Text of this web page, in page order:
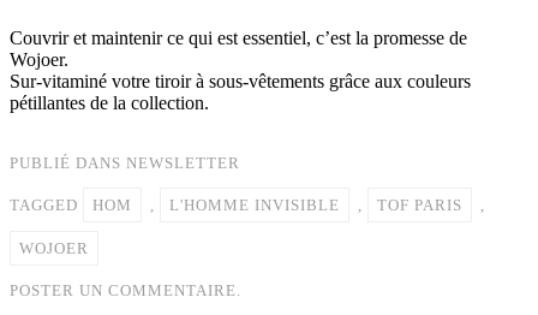
Couvrir et maintenir ce qui est essentiel, c’est la promesse de
Wojoer.
Sur-vitaminé votre tiroir à sous-vêtements grâce aux couleurs
pétillantes de la collection.
PUBLIÉ DANS NEWSLETTER
TAGGED HOM L'HOMME INVISIBLE TOF PARIS
WOJOER
POSTER UN COMMENTAIRE.